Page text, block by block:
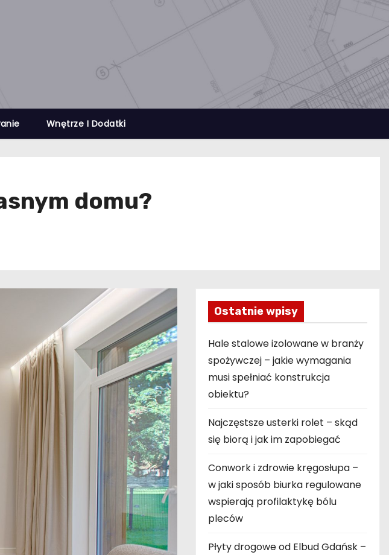
Wnętrze I Dodatki
domu?
Ostatnie wpisy
Hale stalowe izolowane w branży
spożywczej – jakie wymagania
musi spełniać konstrukcja
obiektu?
Najczęstsze usterki rolet – skąd
się biorą i jak im zapobiegać
Conwork i zdrowie kręgosłupa –
w jaki sposób biurka regulowane
wspierają profilaktykę bólu
pleców
Płyty drogowe od Elbud Gdańsk –